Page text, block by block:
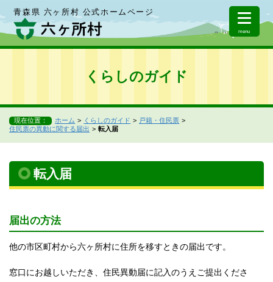
青森県 六ヶ所村 公式ホームページ
menu
くらしのガイド
現在位置： ホーム くらしのガイド
戸籍・住民票
住民票の異動に関する届出
転入届
転入届
届出の方法
他の市区町村から六ヶ所村に住所を移すときの届出です。
窓口にお越しいただき、住民異動届に記入のうえご提出くださ